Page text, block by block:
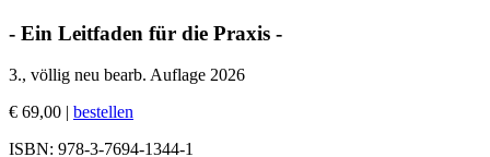
- Ein Leitfaden für die Praxis -
3., völlig neu bearb. Auflage 2026
€ 69,00 | bestellen
ISBN: 978-3-7694-1344-1